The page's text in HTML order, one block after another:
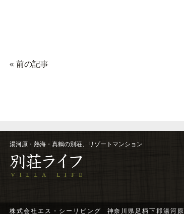
« 前の記事
湯河原・熱海・真鶴の別荘、リゾートマンション
株式会社エス・シーリビング 神奈川県足柄下郡湯河